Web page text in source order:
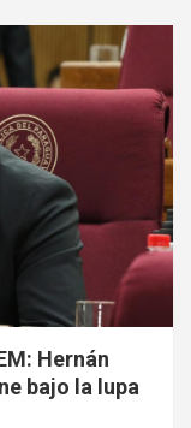
Hernán
bajo la lupa